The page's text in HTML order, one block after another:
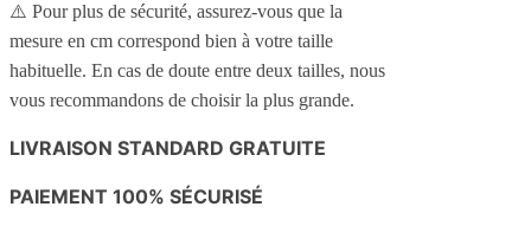
⚠️ Pour plus de sécurité, assurez-vous que la
mesure en cm correspond bien à votre taille
habituelle. En cas de doute entre deux tailles, nous
vous recommandons de choisir la plus grande.
LIVRAISON STANDARD GRATUITE
PAIEMENT 100% SÉCURISÉ